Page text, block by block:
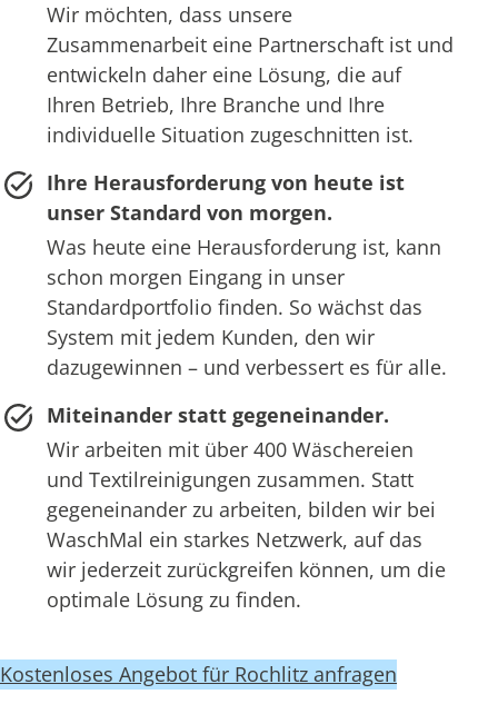
Wir möchten, dass unsere
Zusammenarbeit eine Partnerschaft ist und
entwickeln daher eine Lösung, die auf
Ihren Betrieb, Ihre Branche und Ihre
individuelle Situation zugeschnitten ist.
Ihre Herausforderung von heute ist
unser Standard von morgen.
Was heute eine Herausforderung ist, kann
schon morgen Eingang in unser
Standardportfolio finden. So wächst das
System mit jedem Kunden, den wir
dazugewinnen – und verbessert es für alle.
Miteinander statt gegeneinander.
Wir arbeiten mit über 400 Wäschereien
und Textilreinigungen zusammen. Statt
gegeneinander zu arbeiten, bilden wir bei
WaschMal ein starkes Netzwerk, auf das
wir jederzeit zurückgreifen können, um die
optimale Lösung zu finden.
Kostenloses Angebot für Rochlitz anfragen